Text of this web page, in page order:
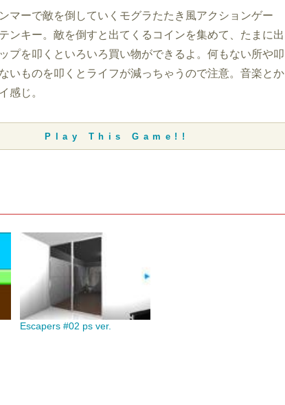
マーで敵を倒していくモグラたたき風アクションゲー
ンキー。敵を倒すと出てくるコインを集めて、たまに出
プを叩くといろいろ買い物ができるよ。何もない所や叩
いものを叩くとライフが減っちゃうので注意。音楽とか
感じ。
Play This Game!!
Escapers #02 ps ver.